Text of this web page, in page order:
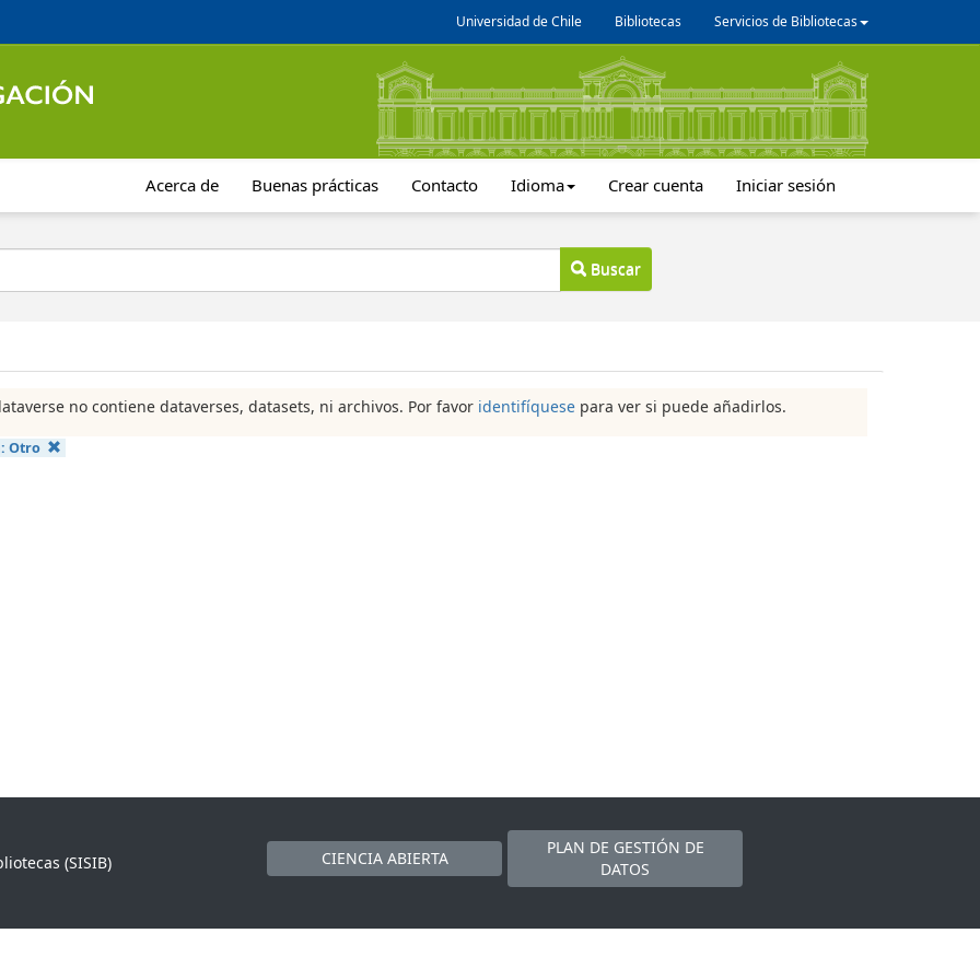
Universidad de Chile Bibliotecas Servicios de Bibliotecas
Acerca de Buenas prácticas Contacto Idioma Crear cuenta Iniciar sesión
Buscar
no contiene dataverses, datasets, ni archivos. Por favor identifíquese para ver si puede añadirlos.
Otro
(SISIB)
CIENCIA ABIERTA
PLAN DE GESTIÓN DE
DATOS